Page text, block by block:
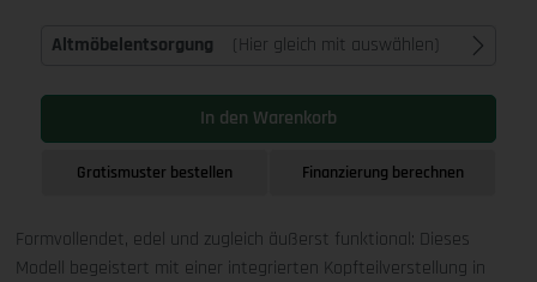
Altmöbelentsorgung (Hier gleich mit auswählen)
In den Warenkorb
Gratismuster bestellen Finanzierung berechnen
Formvollendet, edel und zugleich äußerst funktional: Dieses
Modell begeistert mit einer integrierten Kopfteilverstellung in